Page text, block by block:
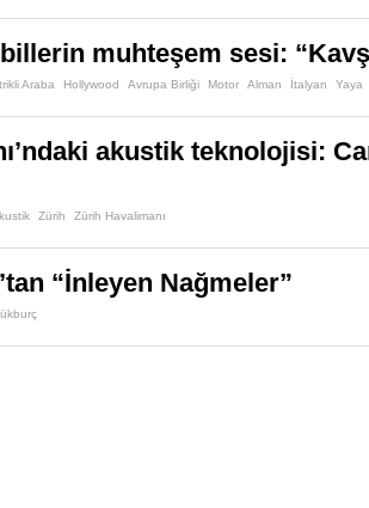
muhteşem sesi:
Araba Hollywood Avrupa Birliği Motor Alman İtalyan Yaya
akustik teknolojisi:
Zürih Zürih Havalimanı
“İnleyen Nağmeler”